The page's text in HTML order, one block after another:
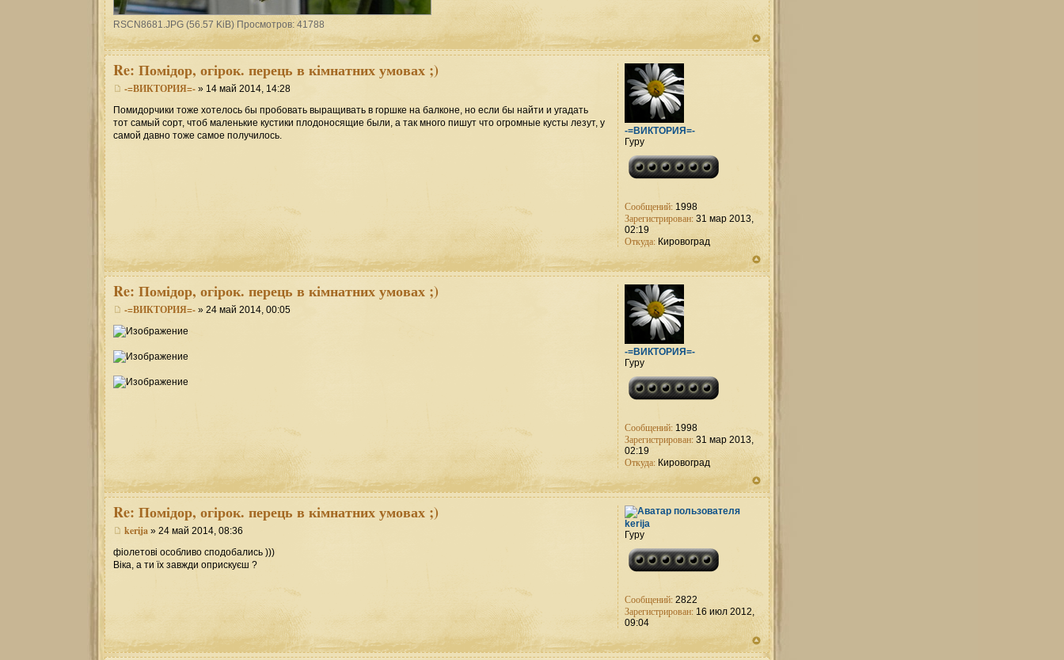
RSCN8681.JPG (56.57 KiB) Просмотров: 41788
Re: Помідор, огірок. перець в кімнатних умовах ;)
-=ВИКТОРИЯ=- » 14 май 2014, 14:28
Помидорчики тоже хотелось бы пробовать выращивать в горшке на балконе, но если бы найти и угадать
тот самый сорт, чтоб маленькие кустики плодоносящие были, а так много пишут что огромные кусты лезут, у
самой давно тоже самое получилось.
-=ВИКТОРИЯ=-
Гуру
Сообщений: 1998
Зарегистрирован: 31 мар 2013,
02:19
Откуда: Кировоград
Re: Помідор, огірок. перець в кімнатних умовах ;)
-=ВИКТОРИЯ=- » 24 май 2014, 00:05
-=ВИКТОРИЯ=-
Гуру
Сообщений: 1998
Зарегистрирован: 31 мар 2013,
02:19
Откуда: Кировоград
Re: Помідор, огірок. перець в кімнатних умовах ;)
kerija » 24 май 2014, 08:36
фіолетові особливо сподобались )))
Віка, а ти їх завжди оприскуєш ?
kerija
Гуру
Сообщений: 2822
Зарегистрирован: 16 июл 2012,
09:04